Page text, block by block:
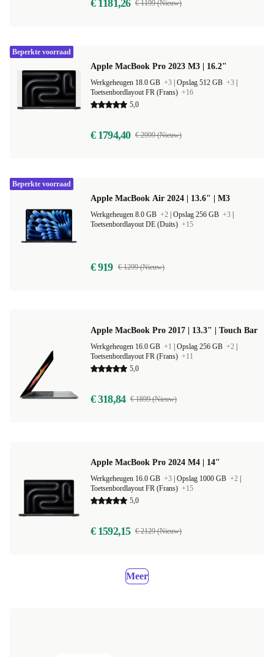
€ 1181,26 € 1199 (Nieuw)
Apple MacBook Pro 2023 M3 | 16.2"
Werkgeheugen 18.0 GB +3 Opslag 512 GB +3
Toetsenbordlayout FR (Frans) +16
5,0
€ 1794,40 € 2999 (Nieuw)
Beperkte voorraad
Apple MacBook Air 2024 | 13.6" | M3
Werkgeheugen 8.0 GB +2 Opslag 256 GB +3
Toetsenbordlayout DE (Duits) +15
€ 919 € 1299 (Nieuw)
Beperkte voorraad
Apple MacBook Pro 2017 | 13.3" | Touch Bar
Werkgeheugen 16.0 GB +1 Opslag 256 GB +2
Toetsenbordlayout FR (Frans) +11
5,0
€ 318,84 € 1899 (Nieuw)
Apple MacBook Pro 2024 M4 | 14"
Werkgeheugen 16.0 GB +3 Opslag 1000 GB +2
Toetsenbordlayout FR (Frans) +15
5,0
€ 1592,15 € 2129 (Nieuw)
Meer